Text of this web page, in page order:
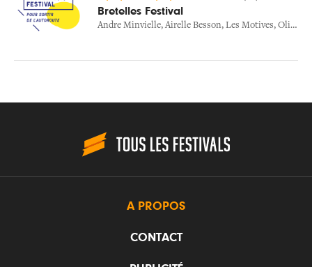
Bretelles Festival
Andre Minvielle, Airelle Besson, Les Motives, Olivia Ruiz
A PROPOS
CONTACT